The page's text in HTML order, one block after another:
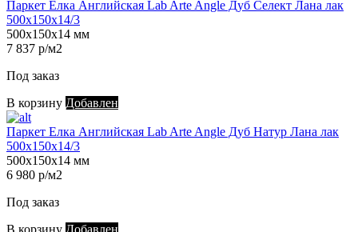
Паркет Елка Английская Lab Arte Angle Дуб Селект Лана лак
500х150х14/3
500х150х14 мм
7 837 р/м2
Под заказ
В корзину Добавлен
Паркет Елка Английская Lab Arte Angle Дуб Натур Лана лак
500х150х14/3
500х150х14 мм
6 980 р/м2
Под заказ